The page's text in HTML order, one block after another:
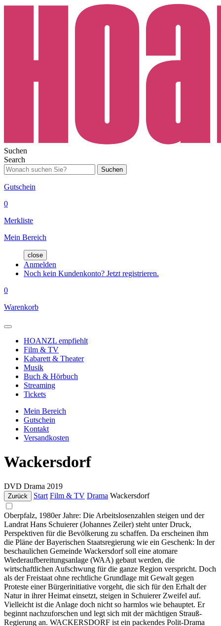
Suchen
Search
Suchen
Gutschein
0
Merkliste
Mein Bereich
close
Anmelden
Noch kein Kundenkonto? Jetzt registrieren.
0
Warenkorb
HOANZL empfiehlt
Film & TV
Kabarett & Theater
Musik
Buch & Hörbuch
Streaming
Tickets
Mein Bereich
Gutschein
Kontakt
Versandkosten
Wackersdorf
DVD Drama 2019
Zurück Start Film & TV Drama Wackersdorf
Oberpfalz, 1980er Jahre: Die Arbeitslosenzahlen steigen und der
Landrat Hans Schuierer (Johannes Zeiler) steht unter Druck,
Perspektiven für die Bevölkerung zu schaffen. Da erscheinen ihm
die Pläne der Bayerischen Staatsregierung wie ein Geschenk: In der
beschaulichen Gemeinde Wackersdorf soll eine atomare
Wiederaufbereitungsanlage (WAA) gebaut werden, die
wirtschaftlichen Aufschwung für die ganze Region verspricht. Doch
als der Freistaat ohne rechtliche Grundlage mit Gewalt gegen
Proteste einer Bürgerinitiative vorgeht, die sich für den Erhalt der
Natur in ihrer Heimat einsetzt, steigen in Schuierer Zweifel auf.
Vielleicht ist die Anlage doch nicht so harmlos wie behauptet. Er
beginnt nachzuforschen und legt sich mit der mächtigen Strauß-
Regierung an. WACKERSDORF ist ein packendes Polit-Drama